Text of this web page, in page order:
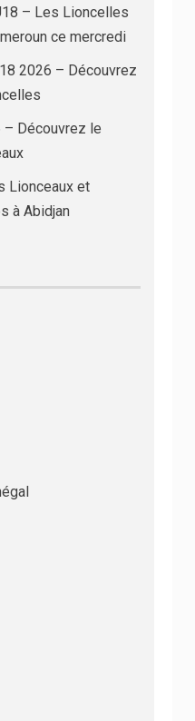
– Les Lioncelles
ce mercredi
2026 – Découvrez
Découvrez le
Lionceaux et
à Abidjan